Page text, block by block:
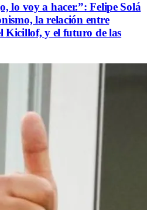
lo voy a hacer.”: Felipe Solá
la relación entre
Kicillof, y el futuro de las